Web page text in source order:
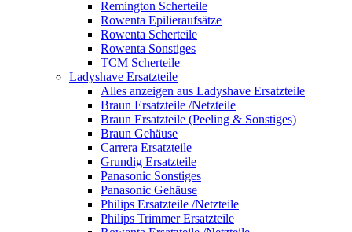
Remington Scherteile
Rowenta Epilieraufsätze
Rowenta Scherteile
Rowenta Sonstiges
TCM Scherteile
Ladyshave Ersatzteile
Alles anzeigen aus Ladyshave Ersatzteile
Braun Ersatzteile /Netzteile
Braun Ersatzteile (Peeling & Sonstiges)
Braun Gehäuse
Carrera Ersatzteile
Grundig Ersatzteile
Panasonic Sonstiges
Panasonic Gehäuse
Philips Ersatzteile /Netzteile
Philips Trimmer Ersatzteile